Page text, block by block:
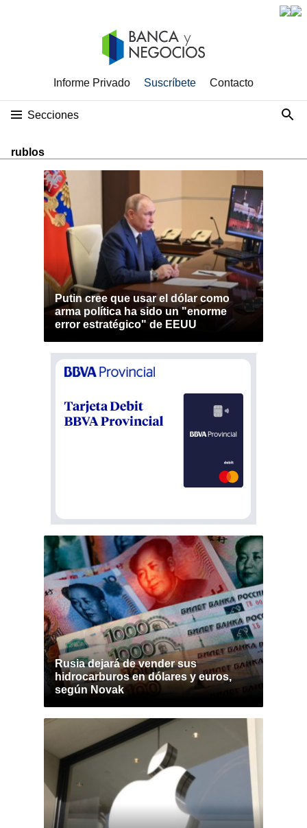
Informe Privado Suscríbete Contacto
Secciones
rublos
Putin cree que usar el dólar como
arma política ha sido un "enorme
error estratégico" de EEUU
Rusia dejará de vender sus
hidrocarburos en dólares y euros,
según Novak